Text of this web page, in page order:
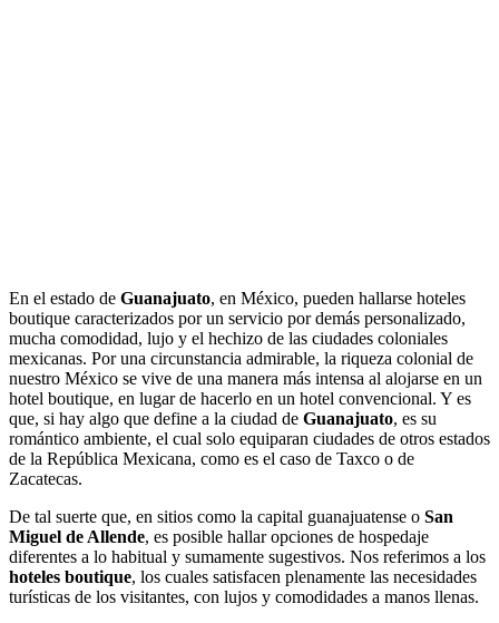
En el estado de Guanajuato, en México, pueden hallarse hoteles
boutique caracterizados por un servicio por demás personalizado,
mucha comodidad, lujo y el hechizo de las ciudades coloniales
mexicanas. Por una circunstancia admirable, la riqueza colonial de
nuestro México se vive de una manera más intensa al alojarse en un
hotel boutique, en lugar de hacerlo en un hotel convencional. Y es
que, si hay algo que define a la ciudad de Guanajuato, es su
romántico ambiente, el cual solo equiparan ciudades de otros estados
de la República Mexicana, como es el caso de Taxco o de
Zacatecas.
De tal suerte que, en sitios como la capital guanajuatense o San
Miguel de Allende, es posible hallar opciones de hospedaje
diferentes a lo habitual y sumamente sugestivos. Nos referimos a los
hoteles boutique, los cuales satisfacen plenamente las necesidades
turísticas de los visitantes, con lujos y comodidades a manos llenas.